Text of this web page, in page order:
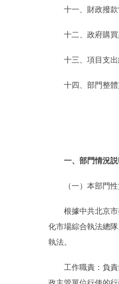
十一、財政撥款“
十二、政府購買
十三、項目支出
十四、部門整體
一、部門情況説
（一）本部門性
根據中共北京市委
化市場綜合執法總
執法。
工作職責：負責集